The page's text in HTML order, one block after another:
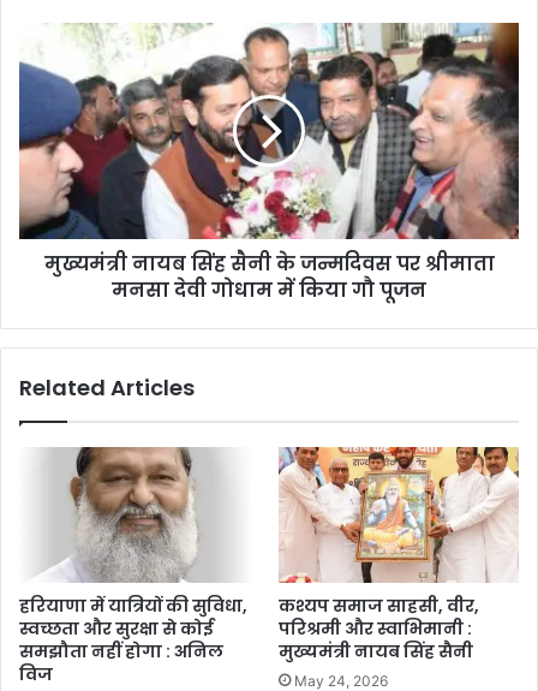
मुख्यमंत्री नायब सिंह सैनी के जन्मदिवस पर श्रीमाता
मनसा देवी गोधाम में किया गौ पूजन
Related Articles
हरियाणा में यात्रियों की सुविधा,
स्वच्छता और सुरक्षा से कोई
समझौता नहीं होगा : अनिल
विज
कश्यप समाज साहसी, वीर,
परिश्रमी और स्वाभिमानी :
मुख्यमंत्री नायब सिंह सैनी
May 24, 2026